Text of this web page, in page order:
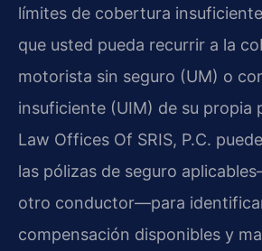
límites de cobertura
que usted pueda recurrir a la
motorista sin seguro (UM) o
insuficiente (UIM) de su propia
Law Offices Of SRIS, P.C.
las pólizas de seguro
otro conductor—para
compensación disponibles y